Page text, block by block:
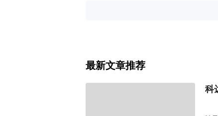
最新文章推荐
科